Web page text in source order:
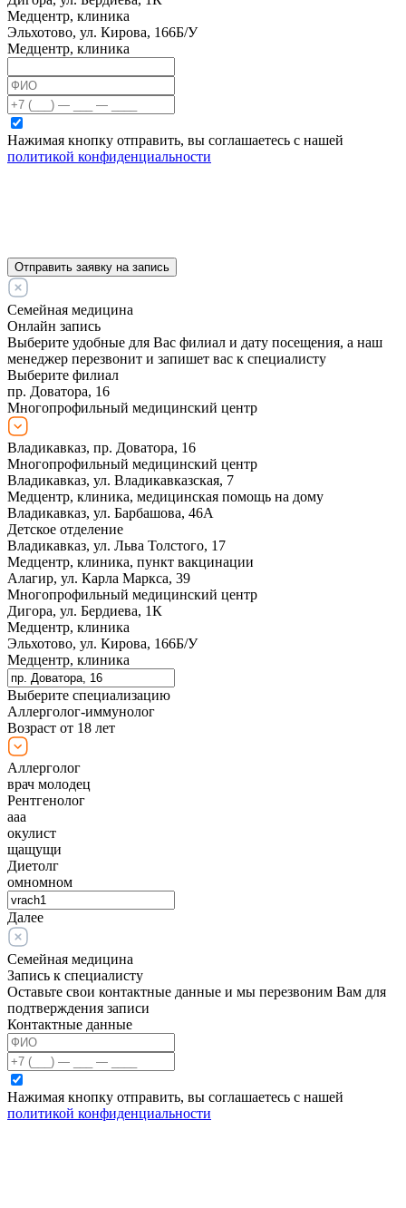
Медцентр, клиника
Эльхотово, ул. Кирова, 166Б/У
Медцентр, клиника
Нажимая кнопку отправить, вы соглашаетесь с нашей
политикой конфиденциальности
Отправить заявку на запись
Семейная медицина
Онлайн запись
Выберите удобные для Вас филиал и дату посещения, а наш
менеджер перезвонит и запишет вас к специалисту
Выберите филиал
пр. Доватора, 16
Многопрофильный медицинский центр
Владикавказ, пр. Доватора, 16
Многопрофильный медицинский центр
Владикавказ, ул. Владикавказская, 7
Медцентр, клиника, медицинская помощь на дому
Владикавказ, ул. Барбашова, 46А
Детское отделение
Владикавказ, ул. Льва Толстого, 17
Медцентр, клиника, пункт вакцинации
Алагир, ул. Карла Маркса, 39
Многопрофильный медицинский центр
Дигора, ул. Бердиева, 1К
Медцентр, клиника
Эльхотово, ул. Кирова, 166Б/У
Медцентр, клиника
Выберите специализацию
Аллерголог-иммунолог
Возраст от 18 лет
Аллерголог
врач молодец
Рентгенолог
ааа
окулист
щащущи
Диетолг
омномном
Далее
Семейная медицина
Запись к специалисту
Оставьте свои контактные данные и мы перезвоним Вам для
подтверждения записи
Контактные данные
Нажимая кнопку отправить, вы соглашаетесь с нашей
политикой конфиденциальности